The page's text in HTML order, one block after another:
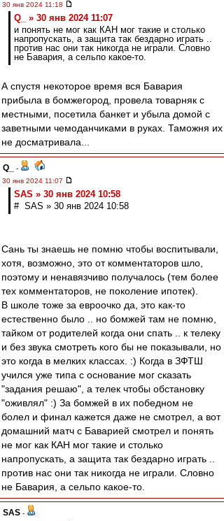
30 янв 2024 11:18
Q_ » 30 янв 2024 11:07
и понять не мог как КАН мог такие и столько
напропускать, а защита так бездарно играть ..
против нас они так никогда не играли. Словно
не Бавария, а сельпо какое-то.
А спустя некоторое время вся Бавария
прибыла в бомжегород, провела товарняк с
местными, посетила банкет и убыла домой с
заветными чемоданчиками в руках. Таможня их
не досматривала...
Q_
-
30 янв 2024 11:07
SAS » 30 янв 2024 10:58
# SAS » 30 янв 2024 10:58
Сань ты знаешь не помню чтобы воспитывали,
хотя, возможно, это от комментаторов шло,
поэтому и ненавязчиво получалось (тем более
тех комментаторов, не поколение ипотек).
В школе тоже за евроочко да, это как-то
естественно было .. но бомжей там не помню,
тайком от родителей когда они спать .. к телеку
и без звука смотреть кого бы не показывали, но
это когда в мелких классах. :) Когда в ЗФТШ
учился уже типа с основание мог сказать
"задания решаю", а телек чтобы обстановку
"оживлял" :) За бомжей в их победном не
болел и финал кажется даже не смотрел, а вот
домашний матч с Баварией смотрел и понять
не мог как КАН мог такие и столько
напропускать, а защита так бездарно играть ..
против нас они так никогда не играли. Словно
не Бавария, а сельпо какое-то.
SAS -